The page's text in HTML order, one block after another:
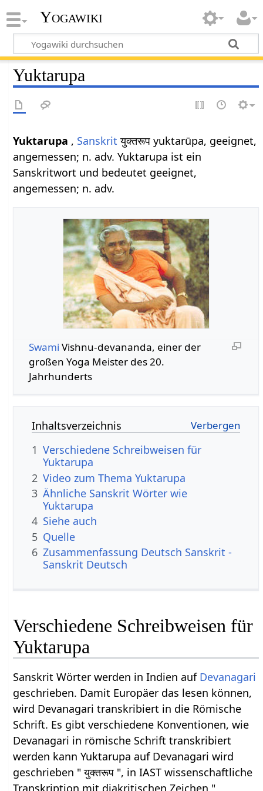
Yogawiki
Yuktarupa
Yuktarupa , Sanskrit युक्तरूप yuktarūpa, geeignet,
angemessen; n. adv. Yuktarupa ist ein
Sanskritwort und bedeutet geeignet,
angemessen; n. adv.
Swami Vishnu-devananda, einer der
großen Yoga Meister des 20.
Jahrhunderts
Inhaltsverzeichnis
1 Verschiedene Schreibweisen für
Yuktarupa
2 Video zum Thema Yuktarupa
3 Ähnliche Sanskrit Wörter wie
Yuktarupa
4 Siehe auch
5 Quelle
6 Zusammenfassung Deutsch Sanskrit -
Sanskrit Deutsch
Verschiedene Schreibweisen für
Yuktarupa
Sanskrit Wörter werden in Indien auf Devanagari
geschrieben. Damit Europäer das lesen können,
wird Devanagari transkribiert in die Römische
Schrift. Es gibt verschiedene Konventionen, wie
Devanagari in römische Schrift transkribiert
werden kann Yuktarupa auf Devanagari wird
geschrieben " युक्तरूप ", in IAST wissenschaftliche
Transkription mit diakritischen Zeichen "